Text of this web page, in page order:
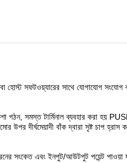
হোস্ট সফটওয়্যারের সাথে যোগাযোগ সংযোগ
সমস্ত টার্মিনাল ব্যবহার করা হয়
দীর্ঘমেয়াদী বাঁক দ্বারা সৃষ্ট চাপ হ্রাস
সংকেত এবং ইনপুট/আউটপুট পয়েন্ট পাওয়া